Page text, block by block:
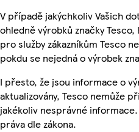
V případě jakýchkoliv Vašich
ohledně výrobků značky
pro služby zákazníkům Tesco
pokdu se nejedná o výrobek
I přesto, že jsou informace o
aktualizovány, Tesco nemůže
jakékoliv nesprávné informace.
práva dle zákona.